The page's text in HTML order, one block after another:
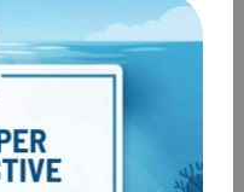
tradizionali
a basso impatto
acqua ed energia
– Muta